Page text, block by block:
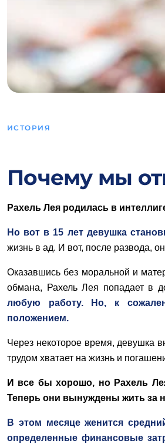
ИСТОРИЯ
Почему мы
Рахель Лея родилась в
Но вот в 15 лет девушка
жизнь в ад. И вот, после развода,
Оказавшись без моральной и
обмана, Рахель Лея попадает в
любую работу. Но, к
положением.
Через некоторое время, девушка
трудом хватает на жизнь и
И все бы хорошо, но Рахель
Теперь они вынуждены жить за
В этом месяце женится
определенные финансовые